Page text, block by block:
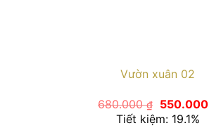
Vườn xuân 02
680.000₫
Giá
gốc
là:
550.000
Tiết kiệm: 19.1%